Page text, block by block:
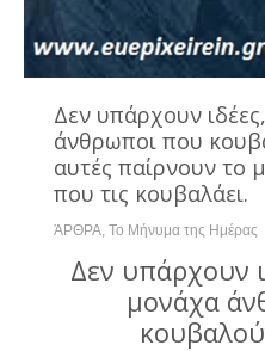
Δεν υπάρχουν
άνθρωποι που
αυτές παίρνουν το
που τις κουβαλάει.
ΆΡΘΡΑ, Το Μήνυμα της Ημέρας
Δεν υπάρχουν
μονάχα